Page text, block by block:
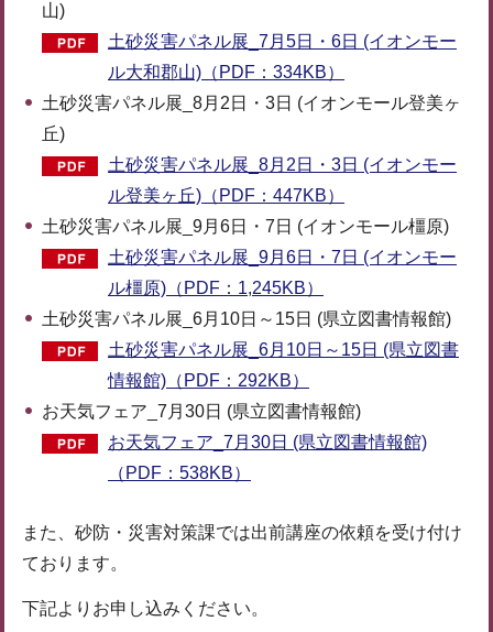
山)
土砂災害パネル展_7月5日・6日 (イオンモー
ル大和郡山)（PDF：334KB）
土砂災害パネル展_8月2日・3日 (イオンモール登美ヶ
丘)
土砂災害パネル展_8月2日・3日 (イオンモー
ル登美ヶ丘)（PDF：447KB）
土砂災害パネル展_9月6日・7日 (イオンモール橿原)
土砂災害パネル展_9月6日・7日 (イオンモー
ル橿原)（PDF：1,245KB）
土砂災害パネル展_6月10日～15日 (県立図書情報館)
土砂災害パネル展_6月10日～15日 (県立図書
情報館)（PDF：292KB）
お天気フェア_7月30日 (県立図書情報館)
お天気フェア_7月30日 (県立図書情報館)
（PDF：538KB）
また、砂防・災害対策課では出前講座の依頼を受け付け
ております。
下記よりお申し込みください。